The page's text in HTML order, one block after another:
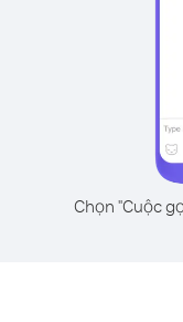
Chọn "Cuộc